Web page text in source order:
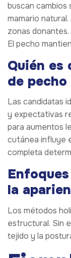
buscan cambios
mamario
zonas
El pecho
Quién es
de
Las candidatas
y expectativas
para aumentos
cutánea influye
completa
la
Los métodos
estructural. Sin
tejido y la